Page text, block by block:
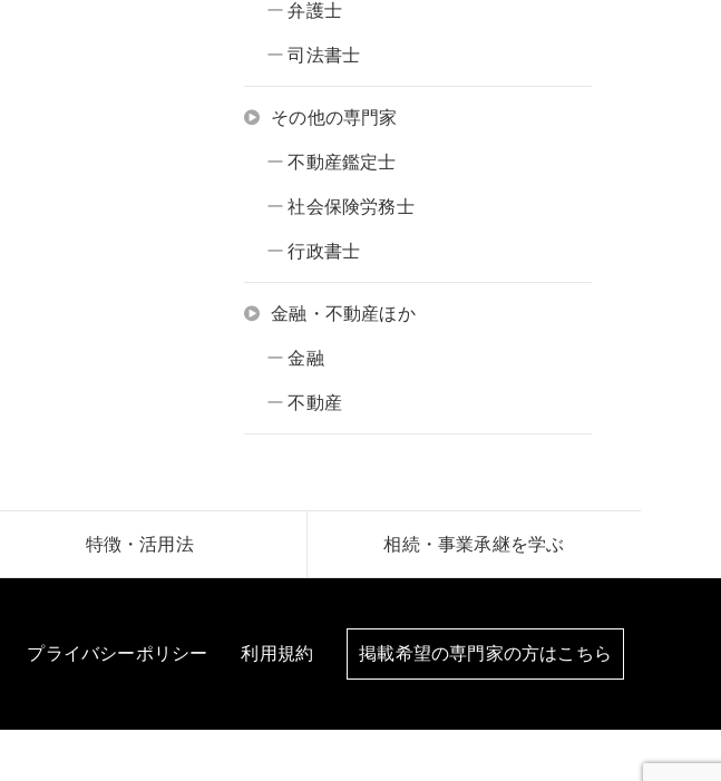
弁護士
司法書士
その他の専門家
不動産鑑定士
社会保険労務士
行政書士
金融・不動産ほか
金融
不動産
特徴・活用法 相続・事業承継を学ぶ
プライバシーポリシー 利用規約 掲載希望の専門家の方はこちら